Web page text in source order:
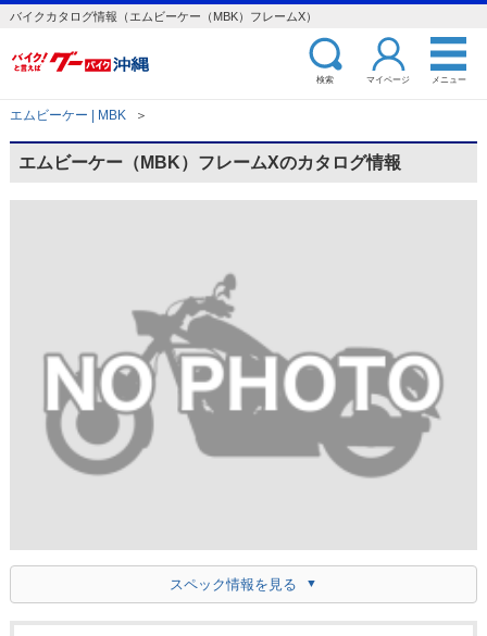
バイクカタログ情報（エムビーケー（MBK）フレームX）
検索 マイページ メニュー
エムビーケー | MBK ＞
エムビーケー（MBK）フレームXのカタログ情報
スペック情報を見る